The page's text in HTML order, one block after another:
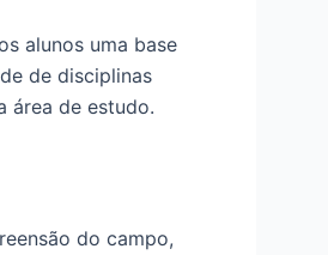
alunos uma base
de disciplinas
área de estudo.
do campo,